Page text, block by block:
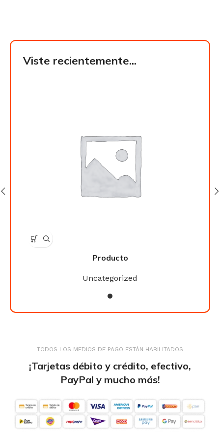
Viste recientemente...
Producto
Uncategorized
TODOS LOS MEDIOS DE PAGO ESTÁN HABILITADOS
¡Tarjetas débito y crédito, efectivo,
PayPal y mucho más!